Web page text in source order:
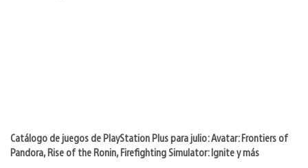
Catálogo de juegos de PlayStation Plus para julio: Avatar: Frontiers of
Pandora, Rise of the Ronin, Firefighting Simulator: Ignite y más